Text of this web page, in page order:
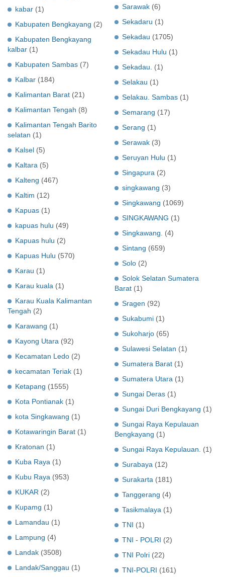
kabar (1)
Kabupaten Bengkayang (2)
Kabupaten Bengkayang
kalbar (1)
Kabupaten Sambas (7)
Kalbar (184)
Kalimantan Barat (21)
Kalimantan Tengah (8)
Kalimantan Tengah Barito
selatan (1)
Kalsel (5)
Kaltara (5)
Kalteng (467)
Kaltim (12)
Kapuas (1)
kapuas hulu (49)
Kapuas hulu (2)
Kapuas Hulu (570)
Karau (1)
Karau kuala (1)
Karau Kuala Kalimantan
Tengah (2)
Karawang (1)
Kayong Utara (92)
Kecamatan Ledo (2)
kecamatan Teriak (1)
Ketapang (1555)
Kota Pontianak (1)
kota Singkawang (1)
Kotawaringin Barat (1)
Kratonan (1)
Kuba Raya (1)
Kubu Raya (953)
KUKAR (2)
Kupamg (1)
Lamandau (1)
Lampung (4)
Landak (3508)
Landak/Sanggau (1)
Sarawak (6)
Sekadaru (1)
Sekadau (1705)
Sekadau Hulu (1)
Sekadau.
(1)
Selakau (1)
Selakau. Sambas (1)
Semarang (17)
Serang (1)
Serawak (3)
Seruyan Hulu (1)
Singapura (2)
singkawang (3)
Singkawang (1069)
SINGKAWANG (1)
Singkawang.
(4)
Sintang (659)
Solo (2)
Solok Selatan Sumatera
Barat (1)
Sragen (92)
Sukabumi (1)
Sukoharjo (65)
Sulawesi Selatan (1)
Sumatera Barat (1)
Sumatera Utara (1)
Sungai Deras (1)
Sungai Duri Bengkayang (1)
Sungai Raya Kepulauan
Bengkayang (1)
Sungai Raya Kepulauan.
(1)
Surabaya (12)
Surakarta (181)
Tanggerang (4)
Tasikmalaya (1)
TNI (1)
TNI - POLRI (2)
TNI Polri (22)
TNI-POLRI (161)